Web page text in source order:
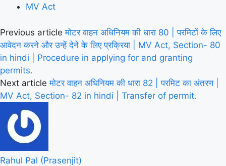
MV Act
Previous article मोटर वाहन अधिनियम की धारा 80 | परमिटों के लिए
आवेदन करने और उन्हें देने के लिए प्रक्रिया | MV Act, Section- 80
in hindi | Procedure in applying for and granting
permits.
Next article मोटर वाहन अधिनियम की धारा 82 | परमिट का अंतरण |
MV Act, Section- 82 in hindi | Transfer of permit.
Rahul Pal (Prasenjit)